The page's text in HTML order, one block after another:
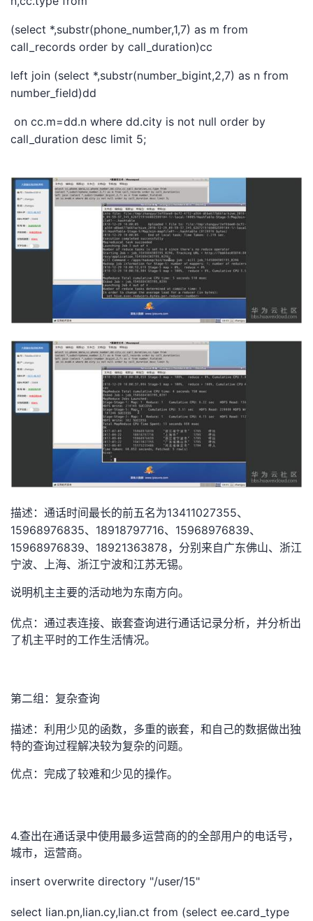
(select *,substr(phone_number,1,7) as m from
call_records order by call_duration)cc
left join (select *,substr(number_bigint,2,7) as n from
number_field)dd
on cc.m=dd.n where dd.city is not null order by
call_duration desc limit 5;
描述：通话时间最长的前五名为13411027355、
15968976835、 18918797716、 15968976839、
15968976839、 18921363878，分别来自广东佛山、浙江
宁波、上海、浙江宁波和江苏无锡。
说明机主主要的活动地为东南方向。
优点：通过表连接、嵌套查询进行通话记录分析，并分析出
了机主平时的工作生活情况。
第二组：复杂查询
描述：利用少见的函数，多重的嵌套，和自己的数据做出独
特的查询过程解决较为复杂的问题。
优点：完成了较难和少见的操作。
4.查出在通话录中使用最多运营商的的全部用户的电话号，
城市，运营商。
insert overwrite directory "/user/15"
select lian.pn,lian.cy,lian.ct from (select ee.card_type